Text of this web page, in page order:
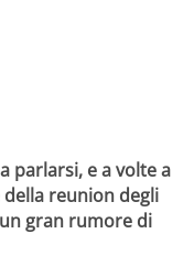
parlarsi, e a volte a
reunion degli
gran rumore di